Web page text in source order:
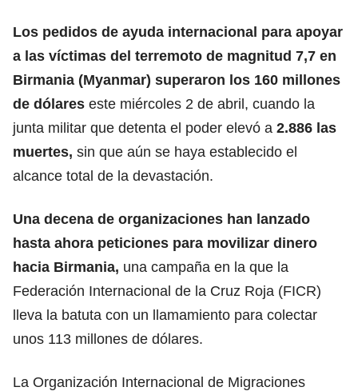
Los pedidos de ayuda internacional para apoyar
a las víctimas del terremoto de magnitud 7,7 en
Birmania (Myanmar) superaron los 160 millones
de dólares este miércoles 2 de abril, cuando la
junta militar que detenta el poder elevó a 2.886 las
muertes, sin que aún se haya establecido el
alcance total de la devastación.
Una decena de organizaciones han lanzado
hasta ahora peticiones para movilizar dinero
hacia Birmania, una campaña en la que la
Federación Internacional de la Cruz Roja (FICR)
lleva la batuta con un llamamiento para colectar
unos 113 millones de dólares.
La Organización Internacional de Migraciones